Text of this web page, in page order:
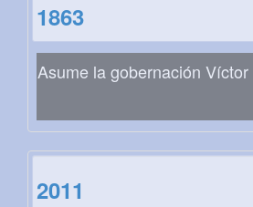
1863
Asume la gobernación
2011